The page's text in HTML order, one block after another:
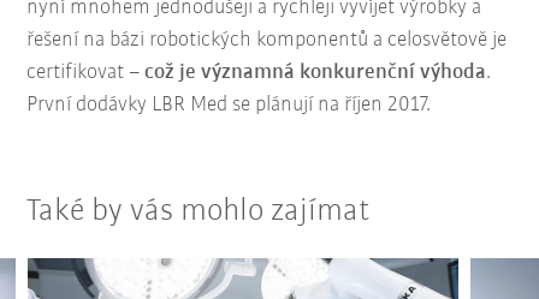
nyní mnohem jednodušeji a rychleji vyvíjet výrobky a
řešení na bázi robotických komponentů a celosvětově je
certifikovat –což je významná konkurenční výhoda.
První dodávky LBR Med se plánují na říjen 2017.
Také by vás mohlo zajímat